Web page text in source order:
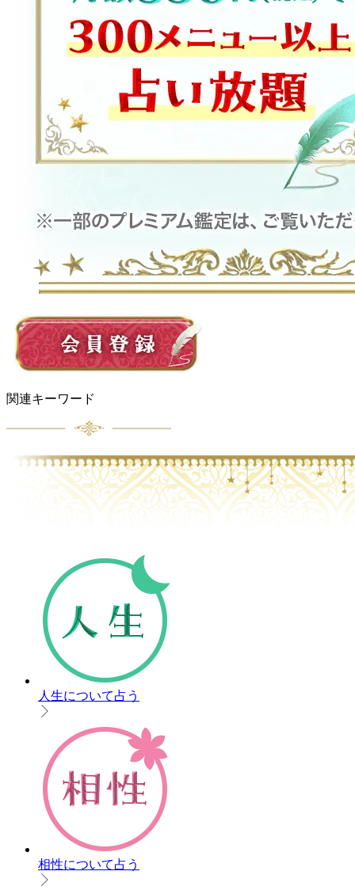
関連キーワード
人生について占う
相性について占う